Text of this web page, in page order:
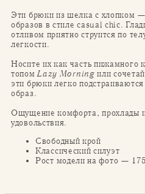
Эти брюки из шелка с хлопком
образов в стиле casual chic.
отливом приятно струится по
легкости.
Носите их как часть пижамного
топомLazy Morning или
эти брюки легко
образ.
Ощущение комфорта, прохлады и
удовольствия.
Свободный крой
Классический силуэт
Рост модели на фото —